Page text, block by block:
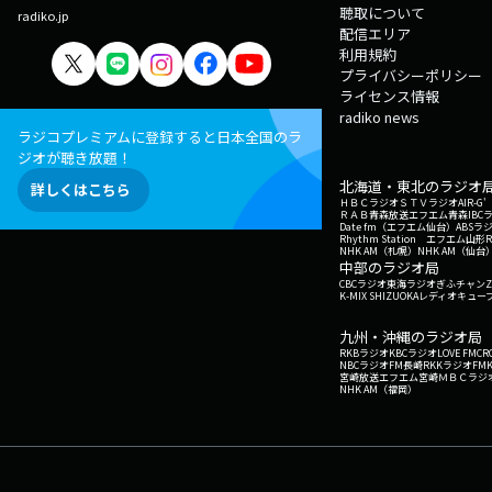
radiko.jp
ラジコプレミアムに登録すると日本全国のラ
ジオが聴き放題！
詳しくはこちら
聴取について
配信エリア
利用規約
プライバシーポリシー
ライセンス情報
radiko news
北海道・東北のラジオ
ＨＢＣラジオＳＴＶラジオAIR-G'
ＲＡＢ青森放送エフエム青森IBC
Date fm（エフエム仙台） ABSラ
Rhythm Station エフエム山形
NHK AM（札幌） NHK AM（仙台
中部のラジオ局
CBCラジオ東海ラジオぎふチャン
K-MIX SHIZUOKAレディオキュー
九州・沖縄のラジオ局
RKBラジオKBCラジオLOVE FM
NBCラジオFM長崎RKKラジオ
宮崎放送エフエム宮崎ＭＢＣラジ
NHK AM（福岡）